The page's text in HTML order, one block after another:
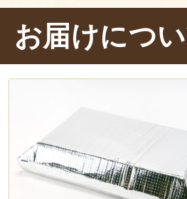
す。ぱくり……。
汁がじゅわっと染み
ど、ほかの具材も
お届けにつ